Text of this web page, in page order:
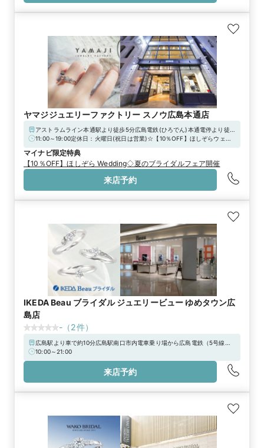
ヤマジジュエリーファクトリー スノウ広島本通店
アストラムライン本通駅より徒歩5分広島電鉄(ひろでん)本通電停より徒歩
4分
11:00～19:00定休日：火曜日(祝日は営業)☆【10％OFF】ほしぞらウェ
マイナビ限定特典
【10％OFF】ほしぞら Wedding◇夏のブライダルフェア開催
来店予約
IKEDA Beau ブライダル ジュエリービュー ゆめタウン広
島店
- （2件）
広島駅より車で約10分広島駅南口市内電車乗り場から広島電鉄（5号線）
に乗車し、「皆実町6丁目」にて下車後、徒歩約4分※「皆実町2丁目」か
らもアクセス可能
10:00～21:00
来店予約